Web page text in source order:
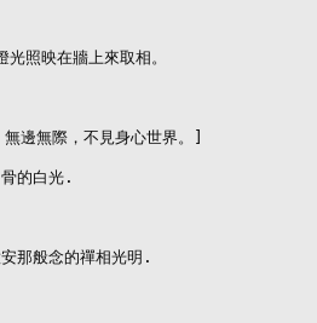
照映在牆上來取相。
邊無際，不見身心世界。]
的白光.
那般念的禪相光明.